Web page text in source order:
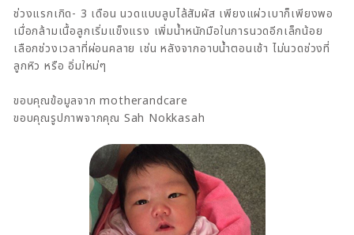
ช่วงแรกเกิด- 3 เดือน นวดแบบลูบไล้สัมผัส เพียงแผ่วเบาก็เพียงพอ
เมื่อกล้ามเนื้อลูกเริ่มแข็งแรง เพิ่มน้ำหนักมือในการนวดอีกเล็กน้อย
เลือกช่วงเวลาที่ผ่อนคลาย เช่น หลังจากอาบน้ำตอนเช้า ไม่นวดช่วงที่
ลูกหิว หรือ อิ่มใหม่ๆ
ขอบคุณข้อมูลจาก motherandcare
ขอบคุณรูปภาพจากคุณ Sah Nokkasah